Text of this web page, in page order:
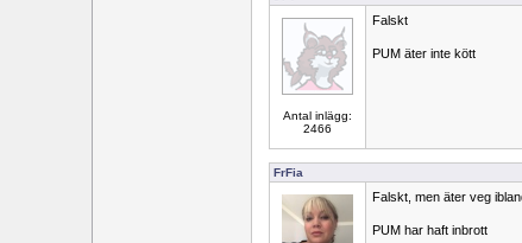
Antal inlägg:
2466
Falskt
PUM äter inte kött
FrFia
Falskt, men äter veg
PUM har haft inbrott